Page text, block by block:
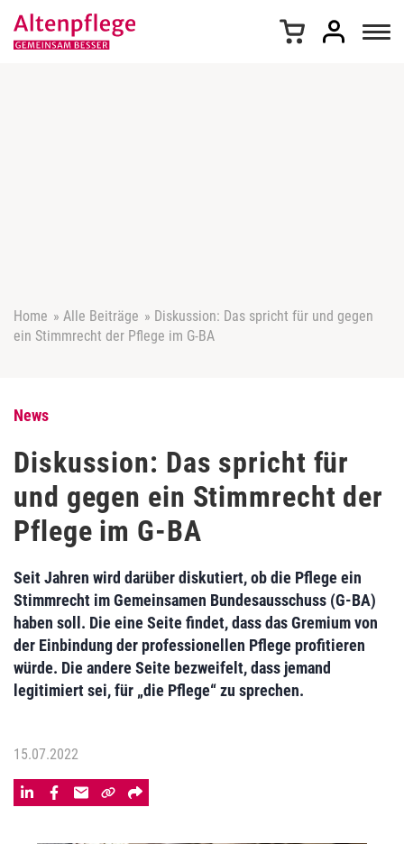
Home » Alle Beiträge » Diskussion: Das spricht für und gegen
ein Stimmrecht der Pflege im G-BA
News
Diskussion: Das spricht für
und gegen ein Stimmrecht der
Pflege im G-BA
Seit Jahren wird darüber diskutiert, ob die Pflege ein
Stimmrecht im Gemeinsamen Bundesausschuss (G-BA)
haben soll. Die eine Seite findet, dass das Gremium von
der Einbindung der professionellen Pflege profitieren
würde. Die andere Seite bezweifelt, dass jemand
legitimiert sei, für „die Pflege“ zu sprechen.
15.07.2022